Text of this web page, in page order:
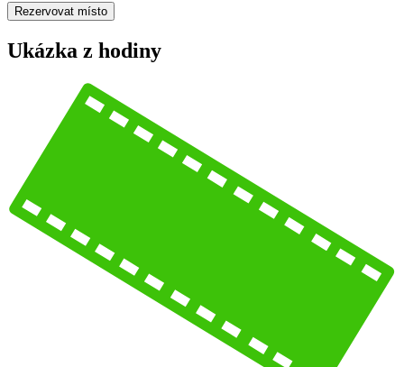
Rezervovat místo
Ukázka z hodiny